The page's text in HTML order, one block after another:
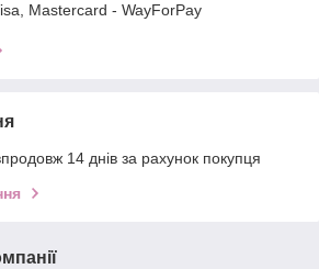
Mastercard - WayForPay
14 днів за рахунок покупця